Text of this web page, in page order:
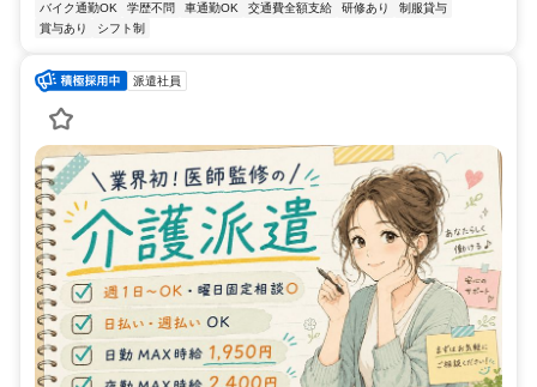
バイク通勤OK 学歴不問 車通勤OK 交通費全額支給 研修あり
制服貸与
賞与あり
シフト制
派遣社員